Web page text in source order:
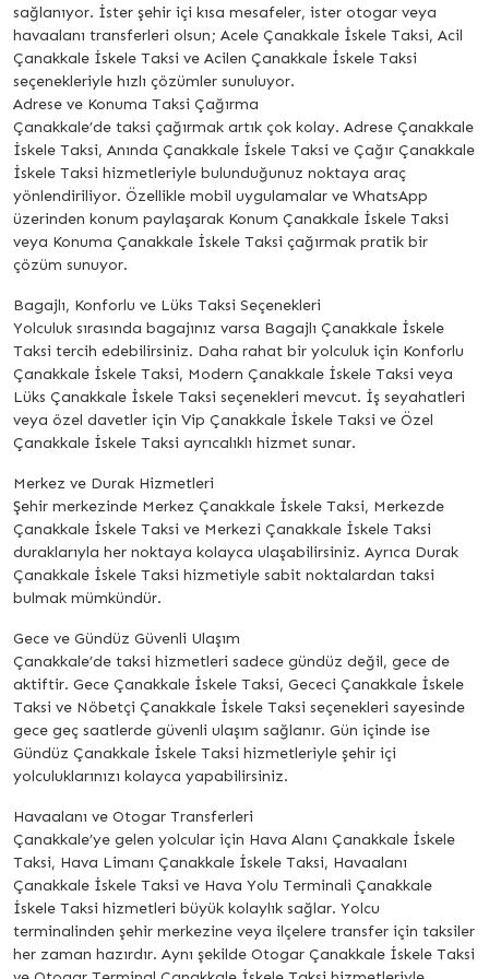
sağlanıyor. İster şehir içi kısa mesafeler, ister otogar veya
havaalanı transferleri olsun; Acele Çanakkale İskele Taksi, Acil
Çanakkale İskele Taksi ve Acilen Çanakkale İskele Taksi
seçenekleriyle hızlı çözümler sunuluyor.
Adrese ve Konuma Taksi Çağırma
Çanakkale’de taksi çağırmak artık çok kolay. Adrese Çanakkale
İskele Taksi, Anında Çanakkale İskele Taksi ve Çağır Çanakkale
İskele Taksi hizmetleriyle bulunduğunuz noktaya araç
yönlendiriliyor. Özellikle mobil uygulamalar ve WhatsApp
üzerinden konum paylaşarak Konum Çanakkale İskele Taksi
veya Konuma Çanakkale İskele Taksi çağırmak pratik bir
çözüm sunuyor.
Bagajlı, Konforlu ve Lüks Taksi Seçenekleri
Yolculuk sırasında bagajınız varsa Bagajlı Çanakkale İskele
Taksi tercih edebilirsiniz. Daha rahat bir yolculuk için Konforlu
Çanakkale İskele Taksi, Modern Çanakkale İskele Taksi veya
Lüks Çanakkale İskele Taksi seçenekleri mevcut. İş seyahatleri
veya özel davetler için Vip Çanakkale İskele Taksi ve Özel
Çanakkale İskele Taksi ayrıcalıklı hizmet sunar.
Merkez ve Durak Hizmetleri
Şehir merkezinde Merkez Çanakkale İskele Taksi, Merkezde
Çanakkale İskele Taksi ve Merkezi Çanakkale İskele Taksi
duraklarıyla her noktaya kolayca ulaşabilirsiniz. Ayrıca Durak
Çanakkale İskele Taksi hizmetiyle sabit noktalardan taksi
bulmak mümkündür.
Gece ve Gündüz Güvenli Ulaşım
Çanakkale’de taksi hizmetleri sadece gündüz değil, gece de
aktiftir. Gece Çanakkale İskele Taksi, Gececi Çanakkale İskele
Taksi ve Nöbetçi Çanakkale İskele Taksi seçenekleri sayesinde
gece geç saatlerde güvenli ulaşım sağlanır. Gün içinde ise
Gündüz Çanakkale İskele Taksi hizmetleriyle şehir içi
yolculuklarınızı kolayca yapabilirsiniz.
Havaalanı ve Otogar Transferleri
Çanakkale’ye gelen yolcular için Hava Alanı Çanakkale İskele
Taksi, Hava Limanı Çanakkale İskele Taksi, Havaalanı
Çanakkale İskele Taksi ve Hava Yolu Terminali Çanakkale
İskele Taksi hizmetleri büyük kolaylık sağlar. Yolcu
terminalinden şehir merkezine veya ilçelere transfer için taksiler
her zaman hazırdır. Aynı şekilde Otogar Çanakkale İskele Taksi